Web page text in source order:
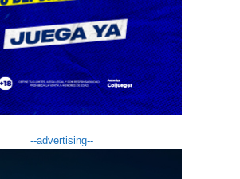
--advertising--